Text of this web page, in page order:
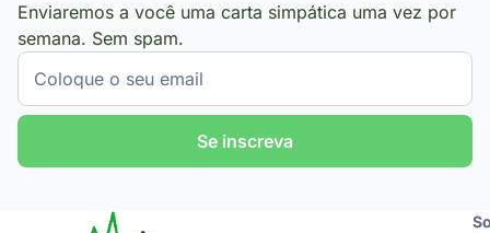
Enviaremos a você uma carta simpática uma vez por
semana. Sem spam.
Se inscreva